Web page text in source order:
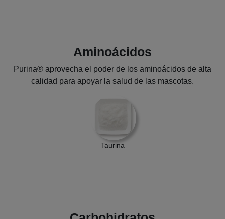
Aminoácidos
Purina® aprovecha el poder de los aminoácidos de alta
calidad para apoyar la salud de las mascotas.
Taurina